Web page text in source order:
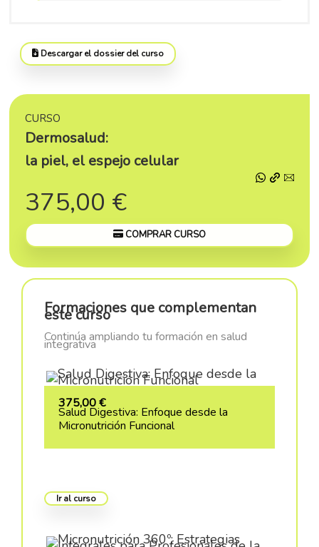
Descargar el dossier del curso
CURSO
Dermosalud:
la piel, el espejo celular
375,00 €
COMPRAR CURSO
Formaciones que complementan
este curso
Continúa ampliando tu formación en salud
integrativa
375,00€
Salud Digestiva: Enfoque desde la
Micronutrición Funcional
Ir al curso